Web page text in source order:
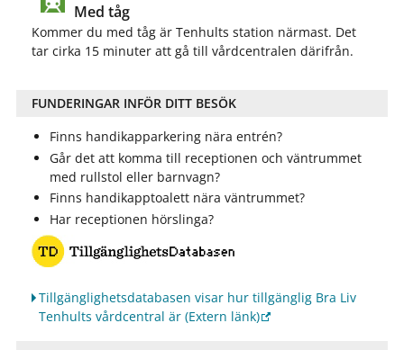
Med tåg
Kommer du med tåg är Tenhults station närmast. Det
tar cirka 15 minuter att gå till vårdcentralen därifrån.
FUNDERINGAR INFÖR DITT BESÖK
Finns handikapparkering nära entrén?
Går det att komma till receptionen och väntrummet
med rullstol eller barnvagn?
Finns handikapptoalett nära väntrummet?
Har receptionen hörslinga?
Tillgänglighetsdatabasen visar hur tillgänglig Bra Liv
Tenhults vårdcentral är(Extern länk)